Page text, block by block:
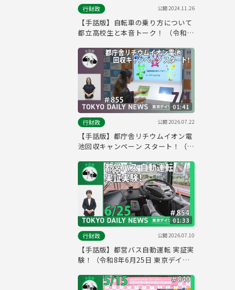
行財政
公開2024.11.26
【手話版】自転車の乗り方について
都立高校生と本音トーク！ （令和6
No.639）
01:41
行財政
公開2026.07.22
【手話版】都庁舎リチウムイオン電
池回収キャンペーン スタート！（令
No.855）
01:33
行財政
公開2026.07.10
【手話版】都営バス自動運転 実証実
験！（令和8年6月25日 東京デイリ